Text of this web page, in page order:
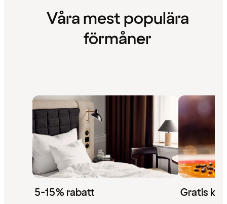
Våra mest populära
förmåner
5-15% rabatt Gratis